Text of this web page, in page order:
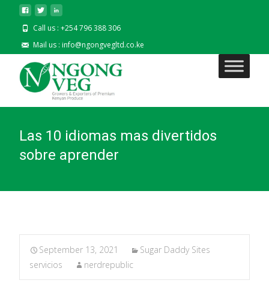
Call us : +254 796 388 306
Mail us : info@ngongvegltd.co.ke
Las 10 idiomas mas divertidos
sobre aprender
September 13, 2021
Sugar Daddy Sites
servicios
nerdrepublic